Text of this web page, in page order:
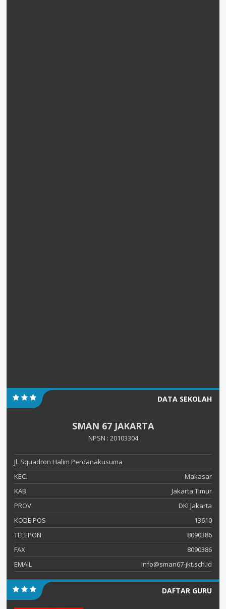
DATA SEKOLAH
SMAN 67 JAKARTA
NPSN : 20103304
Jl. Squadron Halim Perdanakusuma
KEC.
Makasar
KAB.
Jakarta Timur
PROV.
DKI Jakarta
KODE POS
13610
TELEPON
8090386
FAX
8090386
EMAIL
info@sman67-jkt.sch.id
DAFTAR GURU